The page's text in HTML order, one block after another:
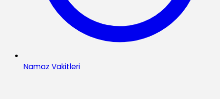
Namaz Vakitleri